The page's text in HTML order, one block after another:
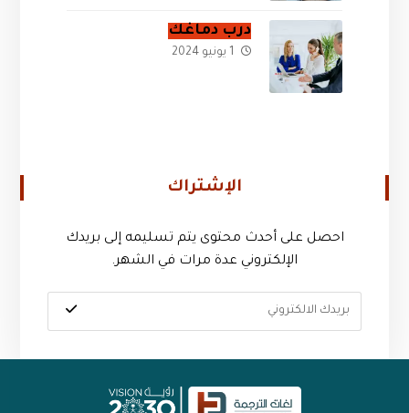
درب دماغك
1 يونيو 2024
الإشتراك
احصل على أحدث محتوى يتم تسليمه إلى بريدك
الإلكتروني عدة مرات في الشهر.